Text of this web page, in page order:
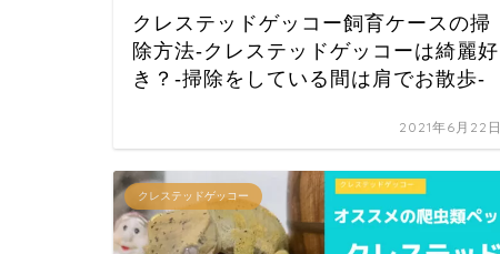
クレステッドゲッコー飼育ケースの掃
除方法-クレステッドゲッコーは綺麗好
き？-掃除をしている間は肩でお散歩-
2021年6月22日
クレステッドゲッコー